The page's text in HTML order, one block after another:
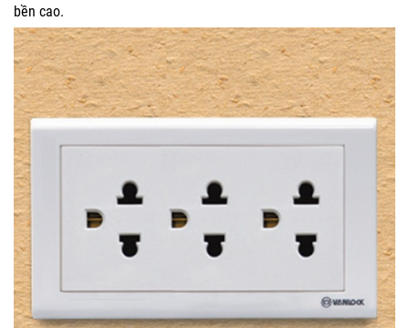
bền cao.